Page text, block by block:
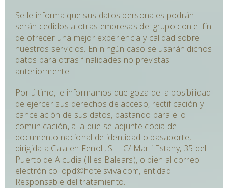
Se le informa que sus datos personales podrán
serán cedidos a otras empresas del grupo con el fin
de ofrecer una mejor experiencia y calidad sobre
nuestros servicios. En ningún caso se usarán dichos
datos para otras finalidades no previstas
anteriormente.
Por último, le informamos que goza de la posibilidad
de ejercer sus derechos de acceso, rectificación y
cancelación de sus datos, bastando para ello
comunicación, a la que se adjunte copia de
documento nacional de identidad o pasaporte,
dirigida a Cala en Fenoll, S.L. C/ Mar i Estany, 35 del
Puerto de Alcudia (Illes Balears), o bien al correo
electrónico lopd@hotelsviva.com, entidad
Responsable del tratamiento.